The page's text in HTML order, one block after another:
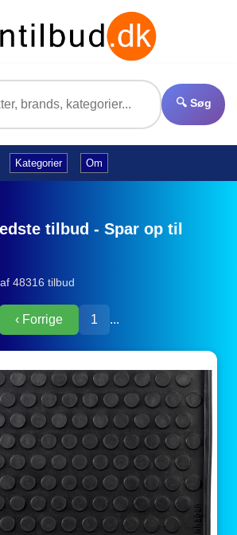
🔍 Søg
Kategorier Om
tilbud - Spar op til
48316 tilbud
‹ Forrige 1 ...